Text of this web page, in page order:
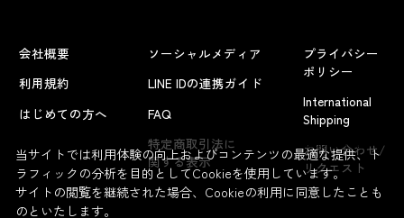
よくあるお問い合わせ
会社概要
利用規約
はじめての方へ
ソーシャルメディア
LINE IDの連携ガイド
FAQ
特定商取引法に
関する表示
プライバシー
ポリシー
International
Shipping
お問い合わせ/
リクエスト
当サイトでは利用体験の向上およびコンテンツの最適な提供、ト
ラフィックの分析を目的としてCookieを使用しています。
サイトの閲覧を継続された場合、Cookieの利用に同意したことも
のといたします。